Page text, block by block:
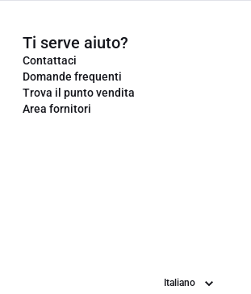
Ti serve aiuto?
Contattaci
Domande frequenti
Trova il punto vendita
Area fornitori
Lingua